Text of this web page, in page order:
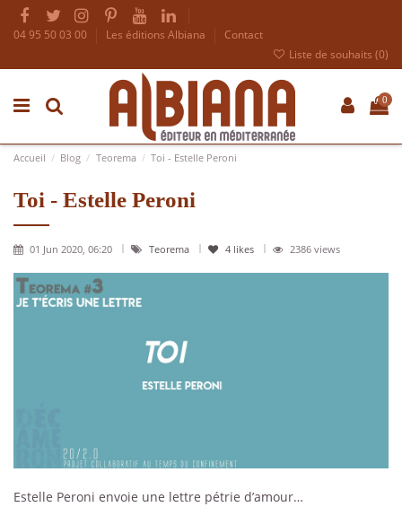
04 95 50 03 00 Les éditions Albiana
Contact
Liste de souhaits (0)
0
Accueil Blog Teorema Toi - Estelle Peroni
Toi - Estelle Peroni
01 Jun 2020, 06:20 Teorema 4 likes 2386 views
Estelle Peroni envoie une lettre pétrie d’amour…